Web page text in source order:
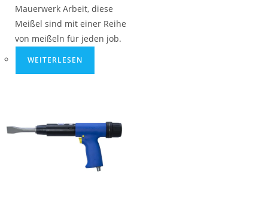
Mauerwerk Arbeit, diese
Meißel sind mit einer Reihe
von meißeln für jeden job.
WEITERLESEN